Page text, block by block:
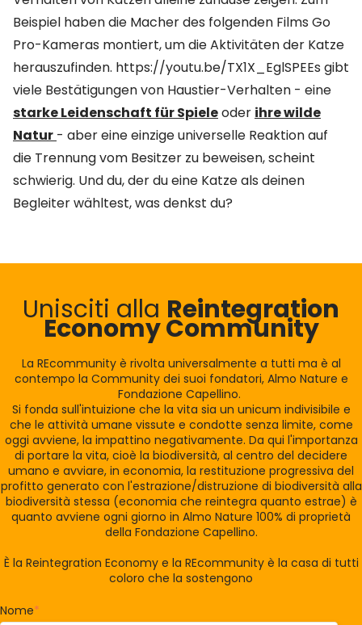
Beispiel haben die Macher des folgenden Films Go
Pro-Kameras montiert, um die Aktivitäten der Katze
herauszufinden. https://youtu.be/TX1X_EglSPEEs gibt
viele Bestätigungen von Haustier-Verhalten - eine
starke Leidenschaft für Spieleoder ihre wilde
Natur - aber eine einzige universelle Reaktion auf
die Trennung vom Besitzer zu beweisen, scheint
schwierig. Und du, der du eine Katze als deinen
Begleiter wähltest, was denkst du?
Unisciti alla Reintegration
Economy Community
La REcommunity è rivolta universalmente a tutti ma è al
contempo la Community dei suoi fondatori, Almo Nature e
Fondazione Capellino.
Si fonda sull'intuizione che la vita sia un unicum indivisibile e
che le attività umane vissute e condotte senza limite, come
oggi avviene, la impattino negativamente. Da qui l'importanza
di portare la vita, cioè la biodiversità, al centro del decidere
umano e avviare, in economia, la restituzione progressiva del
profitto generato con l'estrazione/distruzione di biodiversità alla
biodiversità stessa (economia che reintegra quanto estrae) è
quanto avviene ogni giorno in Almo Nature 100% di proprietà
della Fondazione Capellino.
È la Reintegration Economy e la REcommunity è la casa di tutti
coloro che la sostengono
Nome*